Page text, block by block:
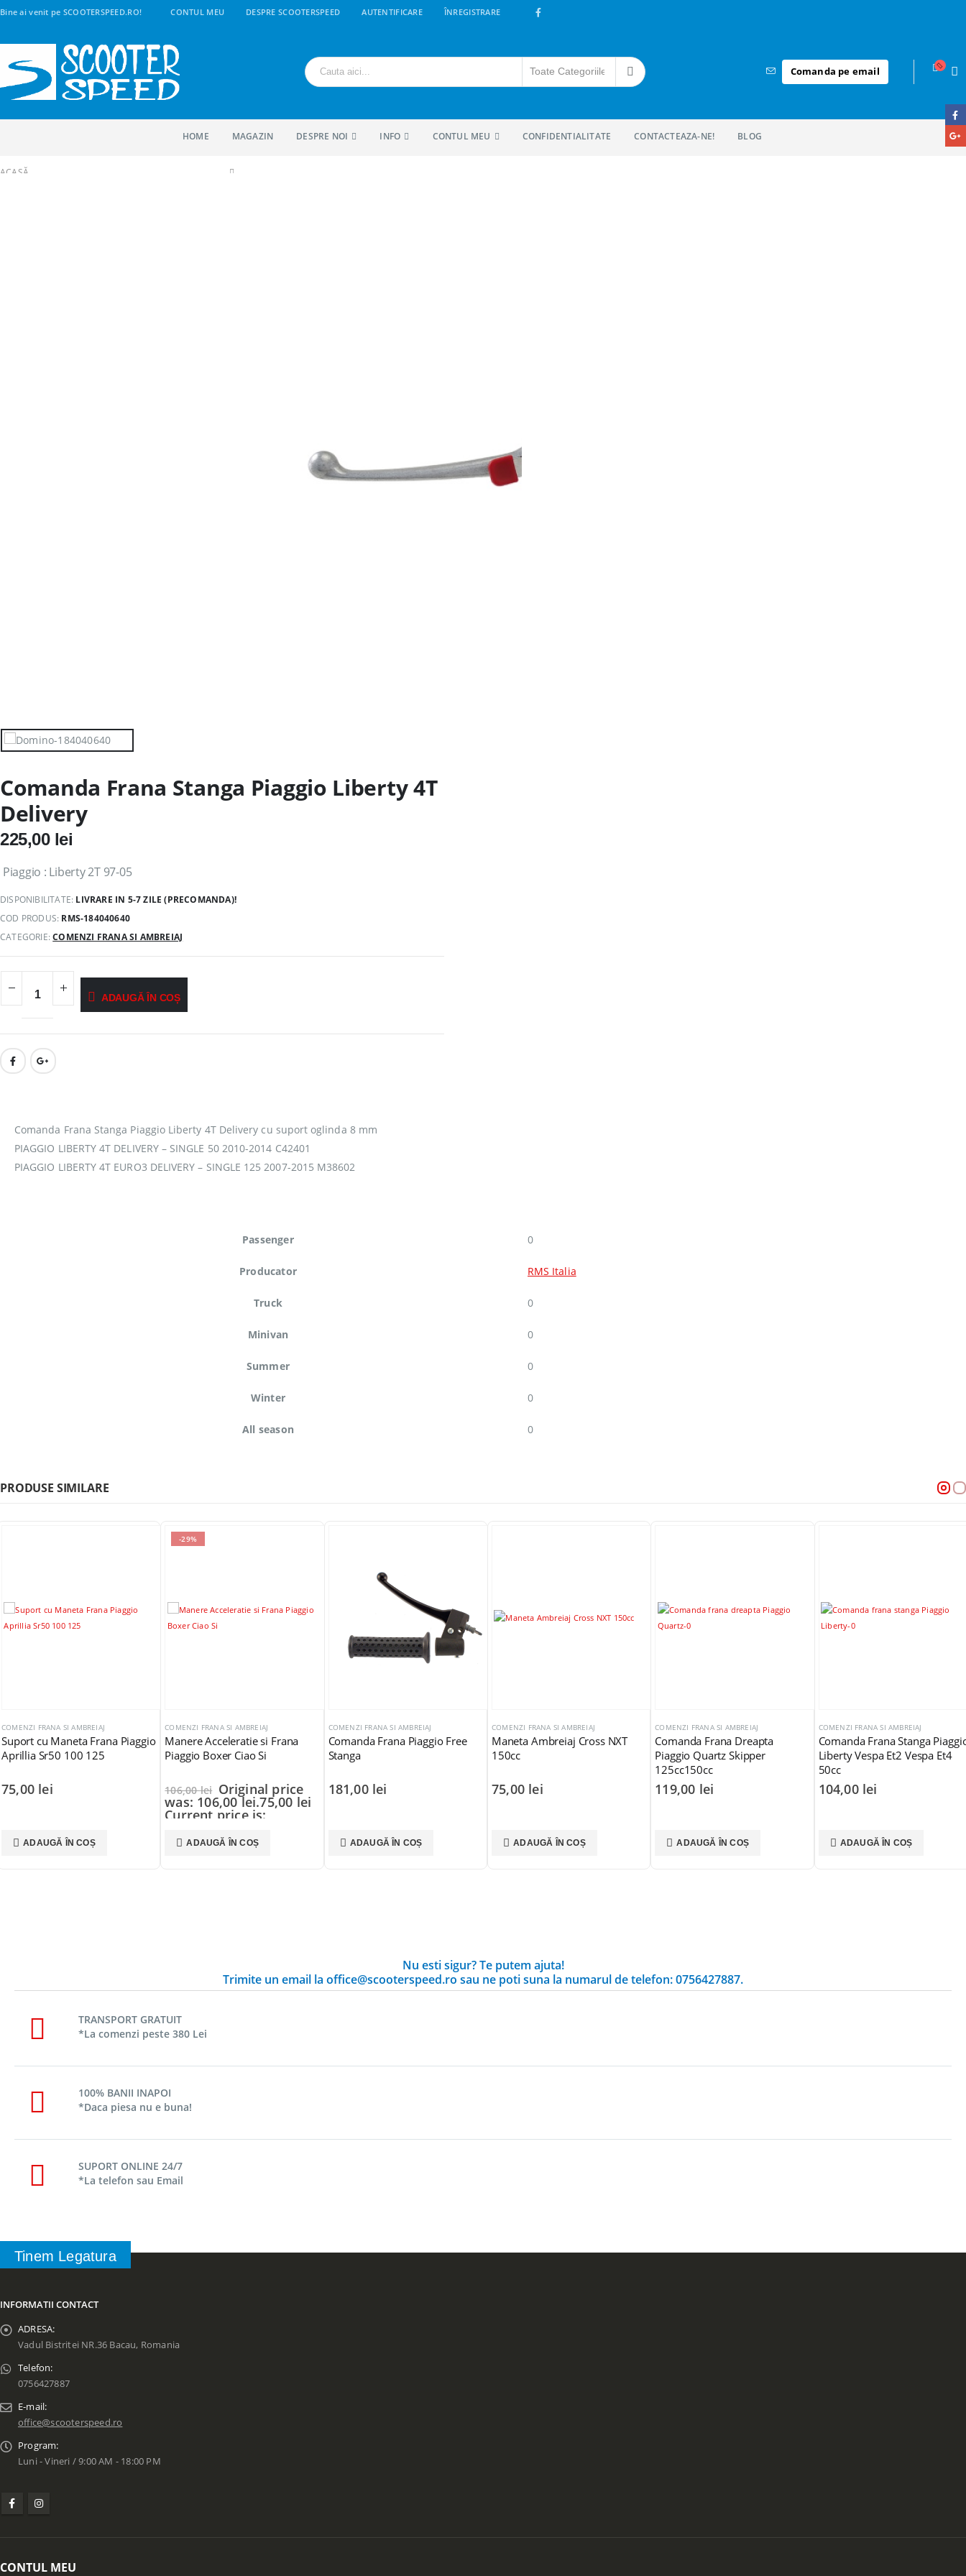
Bine ai venit pe SCOOTERSPEED.RO! CONTUL MEU DESPRE SCOOTERSPEED AUTENTIFICARE ÎNREGISTRARE
Comanda pe email
HOME MAGAZIN DESPRE NOI INFO CONTUL MEU CONFIDENTIALITATE CONTACTEAZA-NE! BLOG
ACASĂ
Comanda Frana Stanga Piaggio Liberty 4T
Delivery
225,00 lei
Piaggio : Liberty 2T 97-05
DISPONIBILITATE: LIVRARE IN 5-7 ZILE (PRECOMANDA)!
COD PRODUS: RMS-184040640
CATEGORIE:COMENZI FRANA SI AMBREIAJ
ADAUGĂ ÎN COȘ
Comanda Frana Stanga Piaggio Liberty 4T Delivery cu suport oglinda 8 mm
PIAGGIO LIBERTY 4T DELIVERY – SINGLE 50 2010-2014 C42401
PIAGGIO LIBERTY 4T EURO3 DELIVERY – SINGLE 125 2007-2015 M38602
Passenger 0
Producator RMS Italia
Truck 0
Minivan 0
Summer 0
Winter 0
All season 0
PRODUSE SIMILARE
COMENZI FRANA SI AMBREIAJ
Manere Acceleratie si Frana
Piaggio Boxer Ciao Si
106,00lei
ADAUGĂ ÎN COȘ
COMENZI FRANA SI AMBREIAJ
Comanda Frana Piaggio Free
Stanga
181,00 lei
ADAUGĂ ÎN COȘ
COMENZI FRANA SI AMBREIAJ
Maneta Ambreiaj Cross NXT
150cc
75,00 lei
ADAUGĂ ÎN COȘ
COMENZI FRANA SI AMBREIAJ
Comanda Frana Dreapta
Piaggio Quartz Skipper
119,00
ADAUGĂ ÎN COȘ
COMENZI FRANA SI AMBREIAJ
Comanda Frana Stanga Piaggio
Liberty Vespa Et2 Vespa Et4
50cc
104,00lei
ADAUGĂ ÎN COȘ
COMENZI FRANA SI AMBREIAJ
Set Manere Universale
Ambreiaj Cu Pompa Frana si
Rezervor Lichid
205,00lei
ADAUGĂ ÎN COȘ
Nu esti sigur? Te putem ajuta!
Trimite un email la office@scooterspeed.ro sau ne poti suna la numarul de telefon: 0756427887.
TRANSPORT GRATUIT
*La comenzi peste 380 Lei
100% BANII INAPOI
*Daca piesa nu e buna!
SUPORT ONLINE 24/7
*La telefon sau Email
Tinem Legatura
INFORMATII CONTACT
ADRESA:
Vadul Bistritei NR.36 Bacau, Romania
Telefon:
0756427887
E-mail:
office@scooterspeed.ro
Program:
Luni - Vineri / 9:00 AM - 18:00 PM
CONTUL MEU